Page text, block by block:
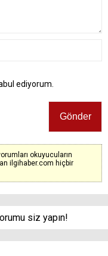
ediyorum.
okuyucuların
ilgihaber.com hiçbir
siz yapın!